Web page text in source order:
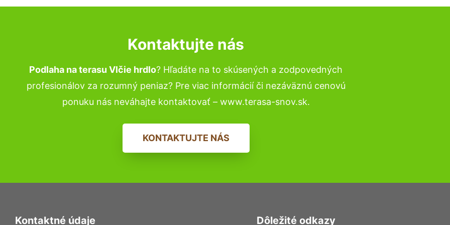
Kontaktujte nás
Podlaha na terasu Vlčie hrdlo? Hľadáte na to skúsených a zodpovedných
profesionálov za rozumný peniaz? Pre viac informácií či nezáväznú cenovú
ponuku nás neváhajte kontaktovať – www.terasa-snov.sk.
KONTAKTUJTE NÁS
Kontaktné údaje Dôležité odkazy